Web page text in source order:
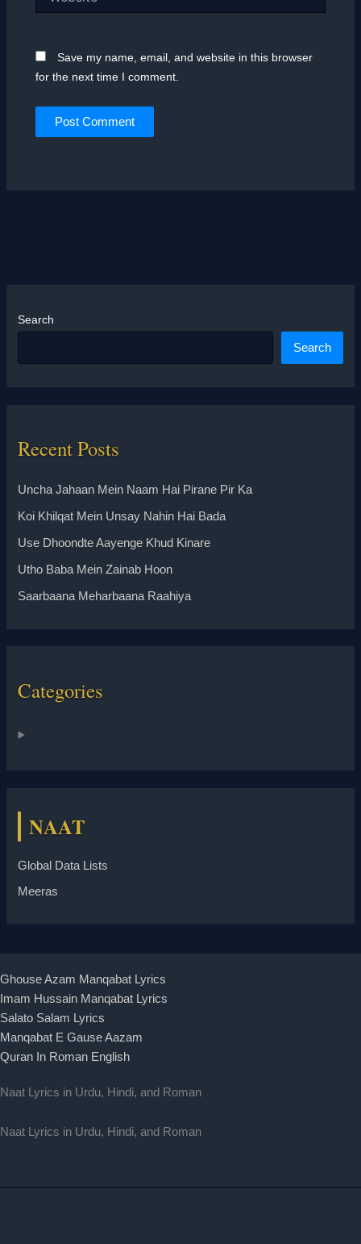
Save my name, email, and website in this browser
for the next time I comment.
Search
Search
Recent Posts
Uncha Jahaan Mein Naam Hai Pirane Pir Ka
Koi Khilqat Mein Unsay Nahin Hai Bada
Use Dhoondte Aayenge Khud Kinare
Utho Baba Mein Zainab Hoon
Saarbaana Meharbaana Raahiya
Categories
NAAT
Global Data Lists
Meeras
Ghouse Azam Manqabat Lyrics
Imam Hussain Manqabat Lyrics
Salato Salam Lyrics
Manqabat E Gause Aazam
Quran In Roman English
Naat Lyrics in Urdu, Hindi, and Roman
Naat Lyrics in Urdu, Hindi, and Roman